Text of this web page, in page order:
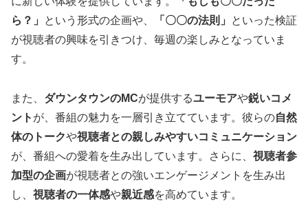
ら？」
という形式の企画や、 「〇〇の法則」
といった検証
が視聴者の興味を引きつけ、毎週の楽しみとなっていま
す。
また、 ダウンタウンのMCが提供するユーモアや鋭いコメ
ント が、番組の魅力を一層引き立てています。彼らの自然
体のトークや視聴者との親しみやすいコミュニケーション
が、番組への愛着を生み出しています。さらに、 視聴者参
加型の企画が視聴者との強いエンゲージメントを生み出
し、 視聴者の一体感や親近感を高めています。